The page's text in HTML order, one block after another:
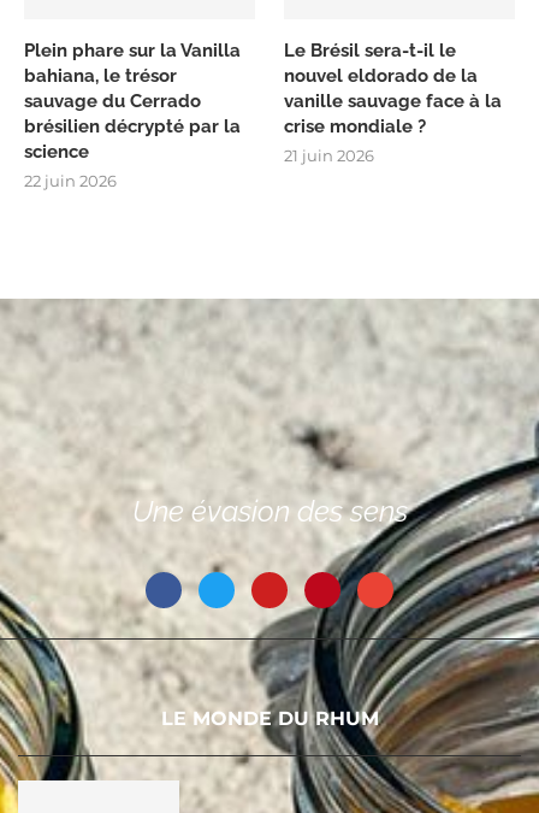
Plein phare sur la Vanilla
bahiana, le trésor
sauvage du Cerrado
brésilien décrypté par la
science
22 juin 2026
Le Brésil sera-t-il le
nouvel eldorado de la
vanille sauvage face à la
crise mondiale ?
21 juin 2026
Une évasion des sens
LE MONDE DU RHUM